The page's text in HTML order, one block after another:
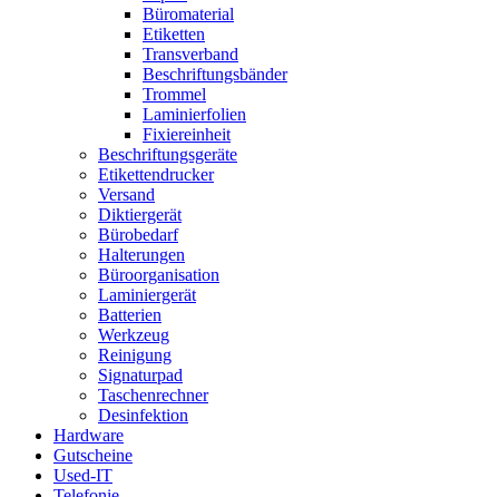
Büromaterial
Etiketten
Transverband
Beschriftungsbänder
Trommel
Laminierfolien
Fixiereinheit
Beschriftungsgeräte
Etikettendrucker
Versand
Diktiergerät
Bürobedarf
Halterungen
Büroorganisation
Laminiergerät
Batterien
Werkzeug
Reinigung
Signaturpad
Taschenrechner
Desinfektion
Hardware
Gutscheine
Used-IT